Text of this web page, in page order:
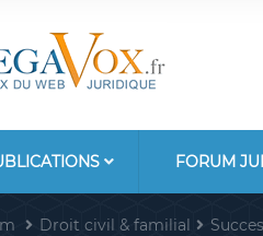
FORUM
Droit civil & familial